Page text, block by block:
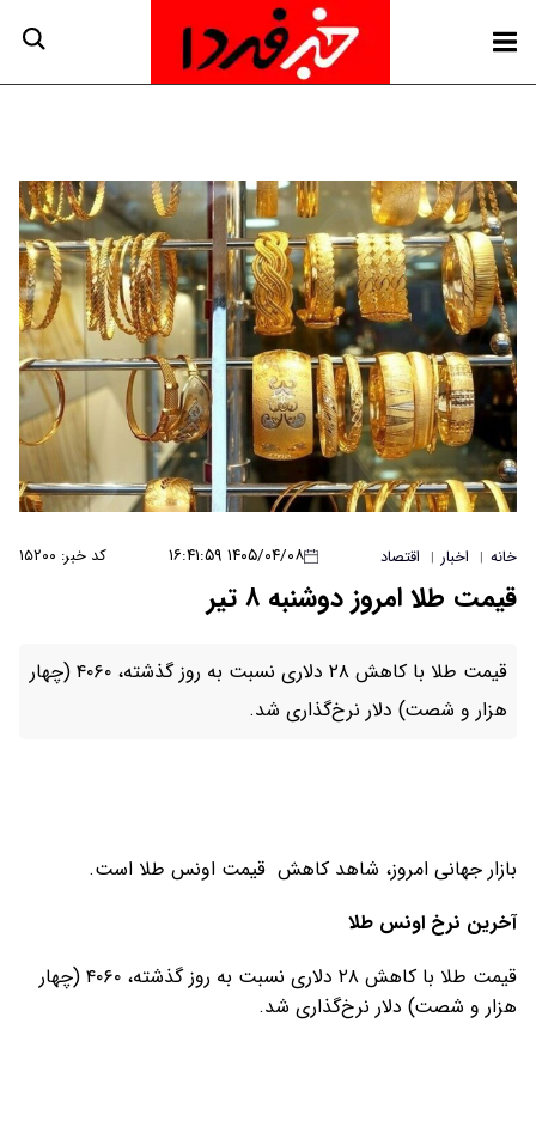
خانه | اخبار | اقتصاد ۱۴۰۵/۰۴/۰۸ ۱۶:۴۱:۵۹ کد خبر: ۱۵۲۰۰
قیمت طلا امروز دوشنبه ۸ تیر
قیمت طلا با کاهش ۲۸ دلاری نسبت به روز گذشته، ۴۰۶۰ (چهار
هزار و‌ شصت) دلار نرخ‌گذاری شد.
بازار جهانی امروز، شاهد کاهش قیمت‌‌‌‌ اونس طلا است.
آخرین نرخ اونس طلا
قیمت طلا با کاهش ۲۸ دلاری نسبت به روز گذشته، ۴۰۶۰ (چهار
هزار و‌ شصت) دلار نرخ‌گذاری شد.